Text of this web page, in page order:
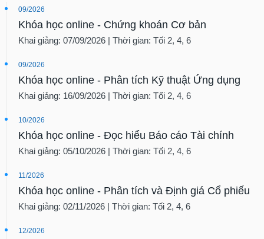
09/2026
Khóa học online - Chứng khoán Cơ bản
Khai giảng: 07/09/2026 | Thời gian: Tối 2, 4, 6
09/2026
Khóa học online - Phân tích Kỹ thuật Ứng dụng
Khai giảng: 16/09/2026 | Thời gian: Tối 2, 4, 6
10/2026
Khóa học online - Đọc hiểu Báo cáo Tài chính
Khai giảng: 05/10/2026 | Thời gian: Tối 2, 4, 6
11/2026
Khóa học online - Phân tích và Định giá Cổ phiếu
Khai giảng: 02/11/2026 | Thời gian: Tối 2, 4, 6
12/2026